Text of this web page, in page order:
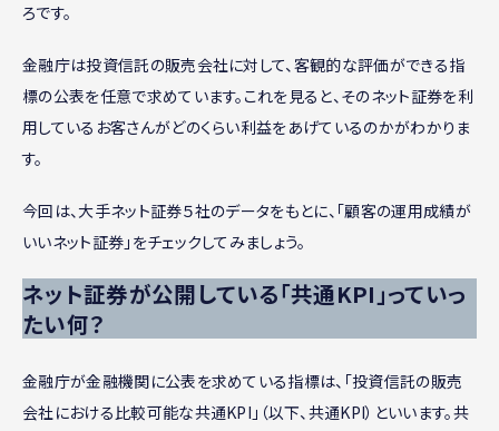
ろです。
金融庁は投資信託の販売会社に対して、客観的な評価ができる指
標の公表を任意で求めています。これを見ると、そのネット証券を利
用しているお客さんがどのくらい利益をあげているのかがわかりま
す。
今回は、大手ネット証券５社のデータをもとに、「顧客の運用成績が
いいネット証券」をチェックしてみましょう。
ネット証券が公開している「共通KPI」っていっ
たい何？
金融庁が金融機関に公表を求めている指標は、「投資信託の販売
会社における比較可能な共通KPI」（以下、共通KPI）といいます。共